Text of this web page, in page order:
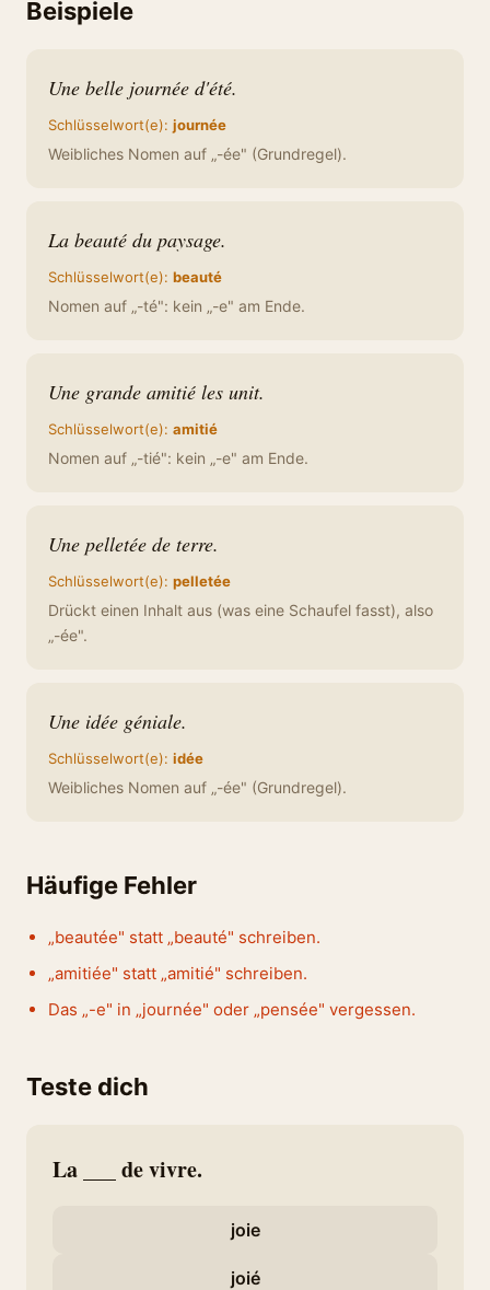
Beispiele
Une belle journée d'été.
Schlüsselwort(e): journée
Weibliches Nomen auf „-ée" (Grundregel).
La beauté du paysage.
Schlüsselwort(e): beauté
Nomen auf „-té": kein „-e" am Ende.
Une grande amitié les unit.
Schlüsselwort(e): amitié
Nomen auf „-tié": kein „-e" am Ende.
Une pelletée de terre.
Schlüsselwort(e): pelletée
Drückt einen Inhalt aus (was eine Schaufel fasst), also
„-ée".
Une idée géniale.
Schlüsselwort(e): idée
Weibliches Nomen auf „-ée" (Grundregel).
Häufige Fehler
„beautée" statt „beauté" schreiben.
„amitiée" statt „amitié" schreiben.
Das „-e" in „journée" oder „pensée" vergessen.
Teste dich
La ___ de vivre.
joie
joié